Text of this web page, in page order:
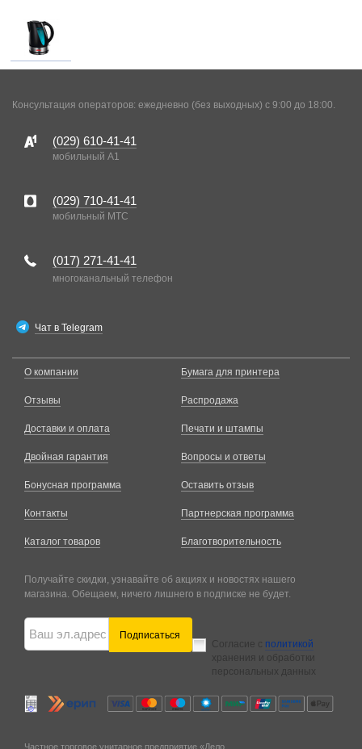
Консультация операторов: ежедневно (без выходных) с 9:00 до 18:00.
(029) 610-41-41
мобильный A1
(029) 710-41-41
мобильный MTC
(017) 271-41-41
многоканальный телефон
Чат в Telegram
О компании
Отзывы
Доставки и оплата
Двойная гарантия
Бонусная программа
Контакты
Каталог товаров
Бумага для принтера
Распродажа
Печати и штампы
Вопросы и ответы
Оставить отзыв
Партнерская программа
Благотворительность
Получайте скидки, узнавайте об акциях и новостях нашего
магазина. Обещаем, ничего лишнего в подписке не будет.
Подписаться
Согласие с политикой
хранения и обработки
персональных данных
Частное торговое унитарное предприятие «Дело